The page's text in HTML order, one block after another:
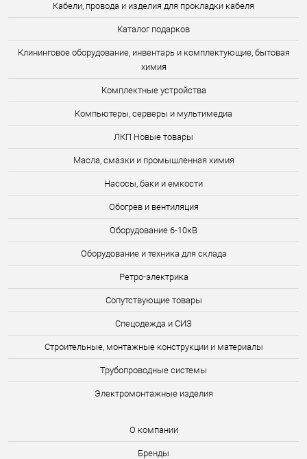
Кабели, провода и изделия для прокладки кабеля
Каталог подарков
Клининговое оборудование, инвентарь и комплектующие, бытовая
химия
Комплектные устройства
Компьютеры, серверы и мультимедиа
ЛКП Новые товары
Масла, смазки и промышленная химия
Насосы, баки и емкости
Обогрев и вентиляция
Оборудование 6-10кВ
Оборудование и техника для склада
Ретро-электрика
Сопутствующие товары
Спецодежда и СИЗ
Строительные, монтажные конструкции и материалы
Трубопроводные системы
Электромонтажные изделия
О компании
Бренды